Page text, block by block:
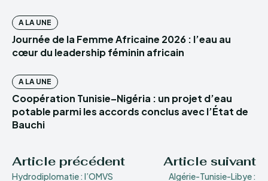
A LA UNE
Journée de la Femme Africaine 2026 : l’eau au
cœur du leadership féminin africain
A LA UNE
Coopération Tunisie–Nigéria : un projet d’eau
potable parmi les accords conclus avec l’État de
Bauchi
Article précédent
Hydrodiplomatie : l’OMVS
Article suivant
Algérie-Tunisie-Libye :